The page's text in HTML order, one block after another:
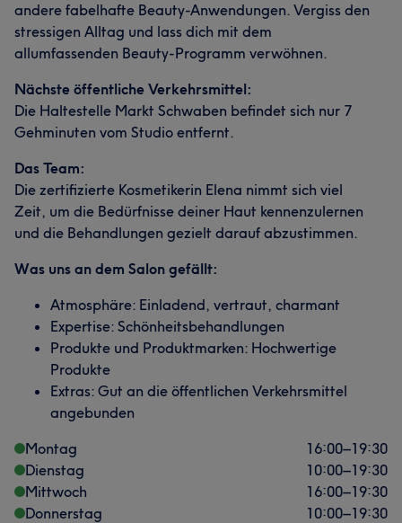
andere fabelhafte Beauty-Anwendungen. Vergiss den
stressigen Alltag und lass dich mit dem
allumfassenden Beauty-Programm verwöhnen.
Nächste öffentliche Verkehrsmittel:
Die Haltestelle Markt Schwaben befindet sich nur 7
Gehminuten vom Studio entfernt.
Das Team:
Die zertifizierte Kosmetikerin Elena nimmt sich viel
Zeit, um die Bedürfnisse deiner Haut kennenzulernen
und die Behandlungen gezielt darauf abzustimmen.
Was uns an dem Salon gefällt:
Atmosphäre: Einladend, vertraut, charmant
Expertise: Schönheitsbehandlungen
Produkte und Produktmarken: Hochwertige
Produkte
Extras: Gut an die öffentlichen Verkehrsmittel
angebunden
Montag
16:00–19:30
Dienstag
10:00–19:30
Mittwoch
16:00–19:30
Donnerstag
10:00–19:30